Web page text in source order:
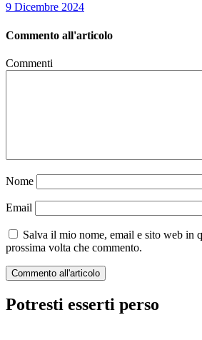
9 Dicembre 2024
Commento all'articolo
Commenti
Nome
Email
Salva il mio nome, email e sito web in
prossima volta che commento.
Potresti esserti perso